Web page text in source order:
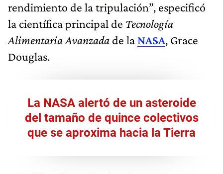
rendimiento de la tripulación”, especificó
la científica principal de Tecnología
Alimentaria Avanzada de la NASA, Grace
Douglas.
La NASA alertó de un asteroide
del tamaño de quince colectivos
que se aproxima hacia la Tierra